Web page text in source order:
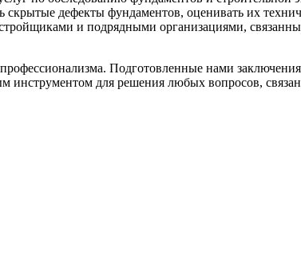
дефекты фундаментов, оценивать их
и подрядными организациями,
Подготовленные нами
инструментом для решения любых вопросов,